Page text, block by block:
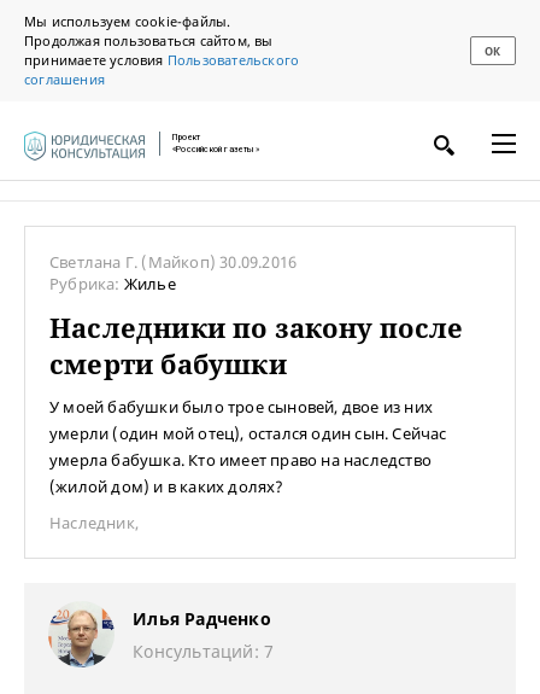
Мы используем cookie-файлы.
Продолжая пользоваться сайтом, вы
принимаете условия Пользовательского
соглашения
ОК
Проект
«Российской газеты»
Светлана Г. (Майкоп)30.09.2016
Рубрика: Жилье
Наследники по закону после
смерти бабушки
У моей бабушки было трое сыновей, двое из них
умерли (один мой отец), остался один сын. Сейчас
умерла бабушка. Кто имеет право на наследство
(жилой дом) и в каких долях?
Наследник,
Илья Радченко
Консультаций: 7